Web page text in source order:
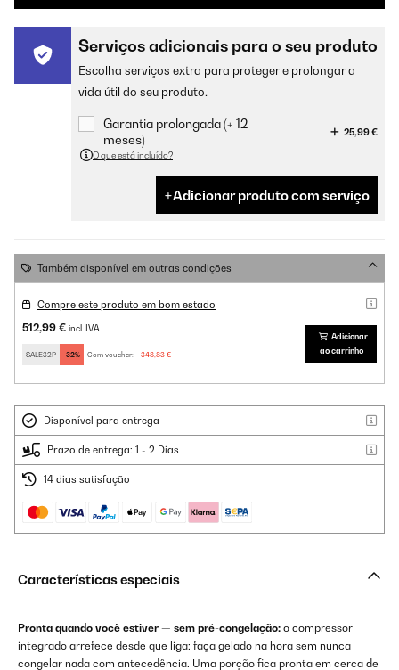
Serviços adicionais para o seu produto
Escolha serviços extra para proteger e prolongar a
vida útil do seu produto.
Garantia prolongada (+ 12
meses)
25,99 €
O que está incluído?
Adicionar produto com serviço
Também disponível em outras condições
Compre este produto em bom estado
512,99 € incl. IVA
SALE32P -32% Com voucher: 348,83 €
Adicionar
ao carrinho
Disponível para entrega
Prazo de entrega: 1 - 2 Dias
14 dias satisfação
Características especiais
Pronta quando você estiver — sem pré-congelação: o compressor
integrado arrefece desde que liga: faça gelado na hora sem nunca
congelar nada com antecedência. Uma porção fica pronta em cerca de